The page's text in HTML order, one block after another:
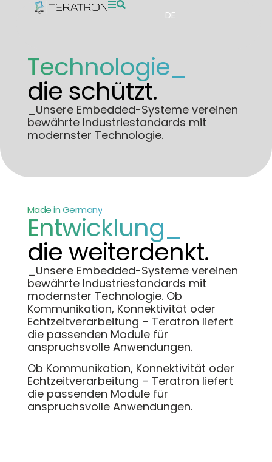
DE
Technologie_
die schützt.
_Unsere Embedded-Systeme vereinen
bewährte Industriestandards mit
modernster Technologie.
Made in Germany
Entwicklung_
die weiterdenkt.
_Unsere Embedded-Systeme vereinen
bewährte Industriestandards mit
modernster Technologie. Ob
Kommunikation, Konnektivität oder
Echtzeitverarbeitung – Teratron liefert
die passenden Module für
anspruchsvolle Anwendungen.
Ob Kommunikation, Konnektivität oder
Echtzeitverarbeitung – Teratron liefert
die passenden Module für
anspruchsvolle Anwendungen.